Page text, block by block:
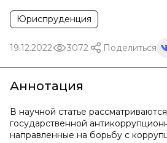
Юриспруденция
19.12.2022 3072 Поделиться
Аннотация
В научной статье
государственной
направленные на борьбу с